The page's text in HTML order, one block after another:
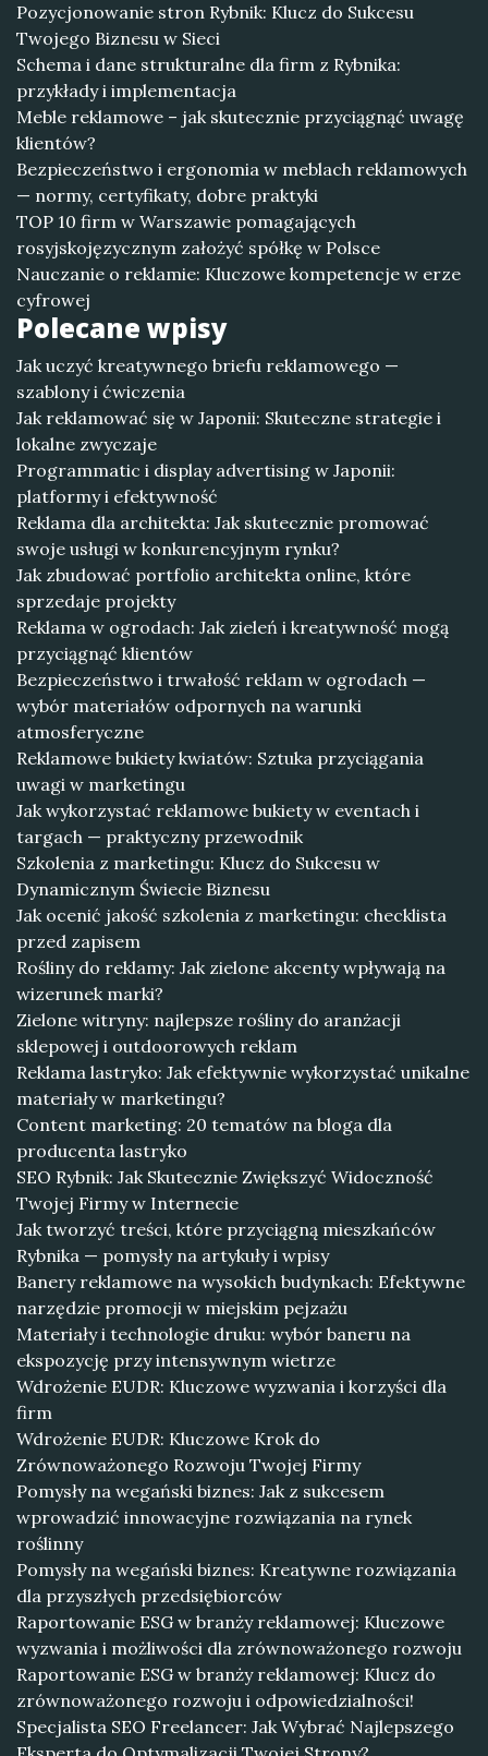
Pozycjonowanie stron Rybnik: Klucz do Sukcesu
Twojego Biznesu w Sieci
Schema i dane strukturalne dla firm z Rybnika:
przykłady i implementacja
Meble reklamowe – jak skutecznie przyciągnąć uwagę
klientów?
Bezpieczeństwo i ergonomia w meblach reklamowych
— normy, certyfikaty, dobre praktyki
TOP 10 firm w Warszawie pomagających
rosyjskojęzycznym założyć spółkę w Polsce
Nauczanie o reklamie: Kluczowe kompetencje w erze
cyfrowej
Polecane wpisy
Jak uczyć kreatywnego briefu reklamowego —
szablony i ćwiczenia
Jak reklamować się w Japonii: Skuteczne strategie i
lokalne zwyczaje
Programmatic i display advertising w Japonii:
platformy i efektywność
Reklama dla architekta: Jak skutecznie promować
swoje usługi w konkurencyjnym rynku?
Jak zbudować portfolio architekta online, które
sprzedaje projekty
Reklama w ogrodach: Jak zieleń i kreatywność mogą
przyciągnąć klientów
Bezpieczeństwo i trwałość reklam w ogrodach —
wybór materiałów odpornych na warunki
atmosferyczne
Reklamowe bukiety kwiatów: Sztuka przyciągania
uwagi w marketingu
Jak wykorzystać reklamowe bukiety w eventach i
targach — praktyczny przewodnik
Szkolenia z marketingu: Klucz do Sukcesu w
Dynamicznym Świecie Biznesu
Jak ocenić jakość szkolenia z marketingu: checklista
przed zapisem
Rośliny do reklamy: Jak zielone akcenty wpływają na
wizerunek marki?
Zielone witryny: najlepsze rośliny do aranżacji
sklepowej i outdoorowych reklam
Reklama lastryko: Jak efektywnie wykorzystać unikalne
materiały w marketingu?
Content marketing: 20 tematów na bloga dla
producenta lastryko
SEO Rybnik: Jak Skutecznie Zwiększyć Widoczność
Twojej Firmy w Internecie
Jak tworzyć treści, które przyciągną mieszkańców
Rybnika — pomysły na artykuły i wpisy
Banery reklamowe na wysokich budynkach: Efektywne
narzędzie promocji w miejskim pejzażu
Materiały i technologie druku: wybór baneru na
ekspozycję przy intensywnym wietrze
Wdrożenie EUDR: Kluczowe wyzwania i korzyści dla
firm
Wdrożenie EUDR: Kluczowe Krok do
Zrównoważonego Rozwoju Twojej Firmy
Pomysły na wegański biznes: Jak z sukcesem
wprowadzić innowacyjne rozwiązania na rynek
roślinny
Pomysły na wegański biznes: Kreatywne rozwiązania
dla przyszłych przedsiębiorców
Raportowanie ESG w branży reklamowej: Kluczowe
wyzwania i możliwości dla zrównoważonego rozwoju
Raportowanie ESG w branży reklamowej: Klucz do
zrównoważonego rozwoju i odpowiedzialności!
Specjalista SEO Freelancer: Jak Wybrać Najlepszego